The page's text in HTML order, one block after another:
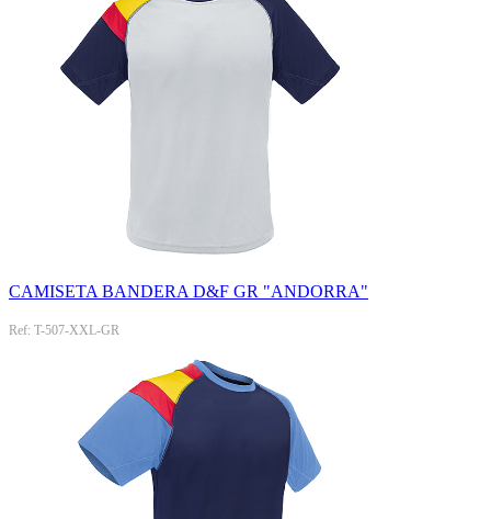
CAMISETA BANDERA D&F GR "ANDORRA"
Ref: T-507-XXL-GR